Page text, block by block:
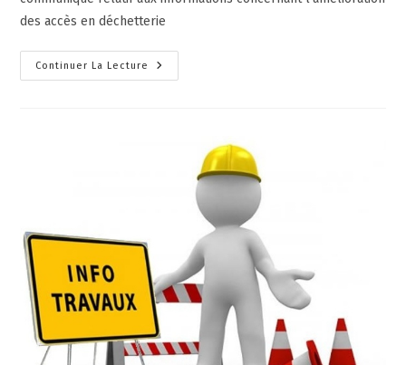
des accès en déchetterie
Continuer La Lecture